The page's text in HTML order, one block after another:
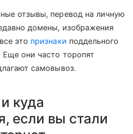
отзывы, перевод на личную
домены, изображения
это признаки поддельного
Еще они часто торопят
самовывоз.
куда
если вы стали